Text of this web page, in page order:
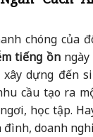
chóng của
tiếng ồnngày
dựng đến
cầu tạo ra
học tập.
doanh